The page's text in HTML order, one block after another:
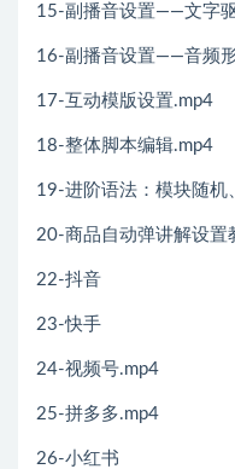
15-副播音设置——文字
16-副播音设置——音频
17-互动模版设置.mp4
18-整体脚本编辑.mp4
19-进阶语法：模块随机
20-商品自动弹讲解设置
22-抖音
23-快手
24-视频号.mp4
25-拼多多.mp4
26-小红书